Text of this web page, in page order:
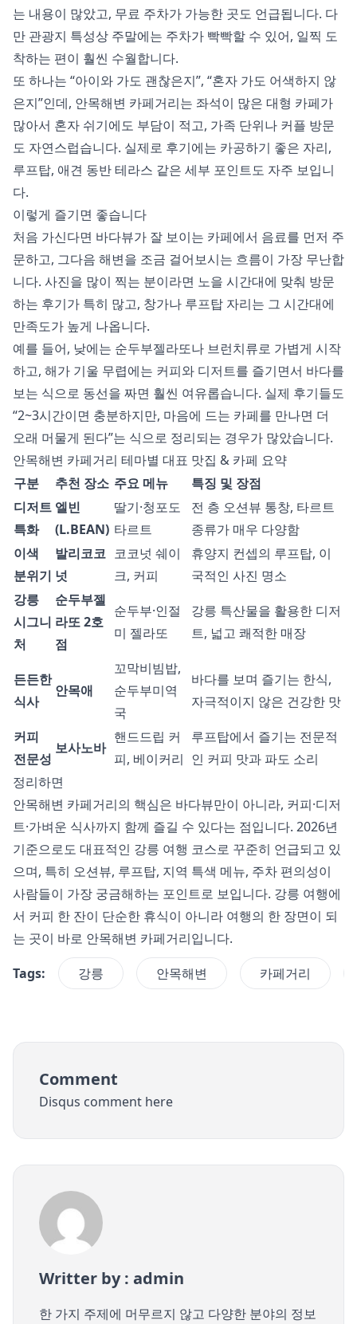
는 내용이 많았고, 무료 주차가 가능한 곳도 언급됩니다. 다
만 관광지 특성상 주말에는 주차가 빡빡할 수 있어, 일찍 도
착하는 편이 훨씬 수월합니다.
또 하나는 “아이와 가도 괜찮은지”, “혼자 가도 어색하지 않
은지”인데, 안목해변 카페거리는 좌석이 많은 대형 카페가
많아서 혼자 쉬기에도 부담이 적고, 가족 단위나 커플 방문
도 자연스럽습니다. 실제로 후기에는 카공하기 좋은 자리,
루프탑, 애견 동반 테라스 같은 세부 포인트도 자주 보입니
다.
이렇게 즐기면 좋습니다
처음 가신다면 바다뷰가 잘 보이는 카페에서 음료를 먼저 주
문하고, 그다음 해변을 조금 걸어보시는 흐름이 가장 무난합
니다. 사진을 많이 찍는 분이라면 노을 시간대에 맞춰 방문
하는 후기가 특히 많고, 창가나 루프탑 자리는 그 시간대에
만족도가 높게 나옵니다.
예를 들어, 낮에는 순두부젤라또나 브런치류로 가볍게 시작
하고, 해가 기울 무렵에는 커피와 디저트를 즐기면서 바다를
보는 식으로 동선을 짜면 훨씬 여유롭습니다. 실제 후기들도
“2~3시간이면 충분하지만, 마음에 드는 카페를 만나면 더
오래 머물게 된다”는 식으로 정리되는 경우가 많았습니다.
안목해변 카페거리 테마별 대표 맛집 & 카페 요약
구분
추천 장소 주요 메뉴
특징 및 장점
디저트
특화
엘빈
(L.BEAN)
딸기·청포도
타르트
전 층 오션뷰 통창, 타르트
종류가 매우 다양함
이색
분위기
발리코코
넛
코코넛 쉐이
크, 커피
휴양지 컨셉의 루프탑, 이
국적인 사진 명소
강릉
시그니
처
순두부젤
라또 2호
점
순두부·인절
미 젤라또
강릉 특산물을 활용한 디저
트, 넓고 쾌적한 매장
든든한
식사
안목애
꼬막비빔밥,
순두부미역
국
바다를 보며 즐기는 한식,
자극적이지 않은 건강한 맛
커피
전문성
보사노바
핸드드립 커
피, 베이커리
루프탑에서 즐기는 전문적
인 커피 맛과 파도 소리
정리하면
안목해변 카페거리의 핵심은 바다뷰만이 아니라, 커피·디저
트·가벼운 식사까지 함께 즐길 수 있다는 점입니다. 2026년
기준으로도 대표적인 강릉 여행 코스로 꾸준히 언급되고 있
으며, 특히 오션뷰, 루프탑, 지역 특색 메뉴, 주차 편의성이
사람들이 가장 궁금해하는 포인트로 보입니다. 강릉 여행에
서 커피 한 잔이 단순한 휴식이 아니라 여행의 한 장면이 되
는 곳이 바로 안목해변 카페거리입니다.
Tags:
강릉 안목해변 카페거리
Comment
Disqus comment here
Writter by : admin
한 가지 주제에 머무르지 않고 다양한 분야의 정보